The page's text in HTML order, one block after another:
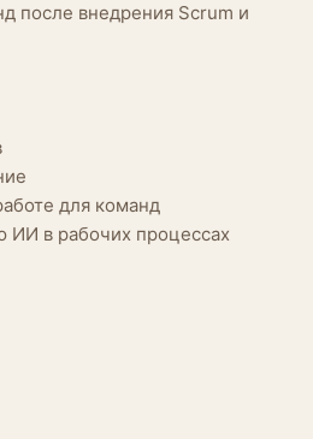
после внедрения Scrum и
для команд
в рабочих процессах